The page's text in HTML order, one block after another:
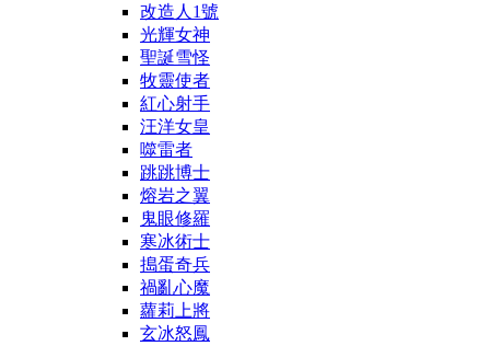
改造人1號
光輝女神
聖誕雪怪
牧靈使者
紅心射手
汪洋女皇
噬雷者
跳跳博士
熔岩之翼
鬼眼修羅
寒冰術士
搗蛋奇兵
禍亂心魔
蘿莉上將
玄冰怒鳳